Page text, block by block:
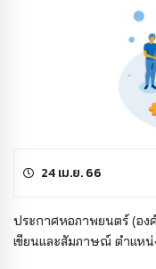
24 เม.ย. 66
ประกาศหอภาพยนตร์ (อง
เขียนและสัมภาษณ์ ตำแหน่